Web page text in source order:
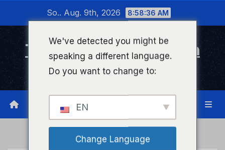
wechseln
So.. Aug. 9th, 2026 8:58:37 AM
Timeline Bad Kreuznach
Infonetzwerk für Bad Kreuznach
We've detected you might be
speaking a different language.
Do you want to change to:
EN
Change Language